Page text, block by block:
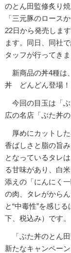
のとん田監修炙り
「三元豚のロース
22日から発売しま
ます。同日、同社
タッフが行ってきま
新商品の丼4種は
丼 どんどん登場！
今回の目玉は「ぶ
広の名店「ぶた丼
厚めにカットした
香ばしさと脂の旨
となっているタレ
る甘味があり、白
添えの「にんにく
の肉、タレがから
と“中毒性”を感じ
下、税込み）です。
「ぶた丼のとん田
新たなキャンペー